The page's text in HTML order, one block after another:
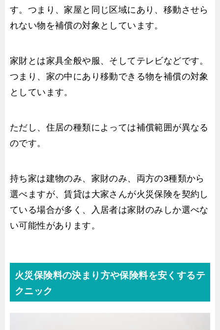
す。つまり、家屋と同じ区域にあり、移動させら
れない物を補償の対象としています。
家財とは家具全般や服、そしてテレビなどです。
つまり、家の中にあり移動できる物を補償の対象
としています。
ただし、住居の種類によっては補償範囲が異なる
のです。
持ち家は建物のみ、家財のみ、両方の3種類から
選べますが、賃貸は大家さんが火災保険を契約し
ている場合が多く、入居者は家財のみしか選べな
い可能性があります。
火災保険料の決まり方や保険料を安くするテ
クニック